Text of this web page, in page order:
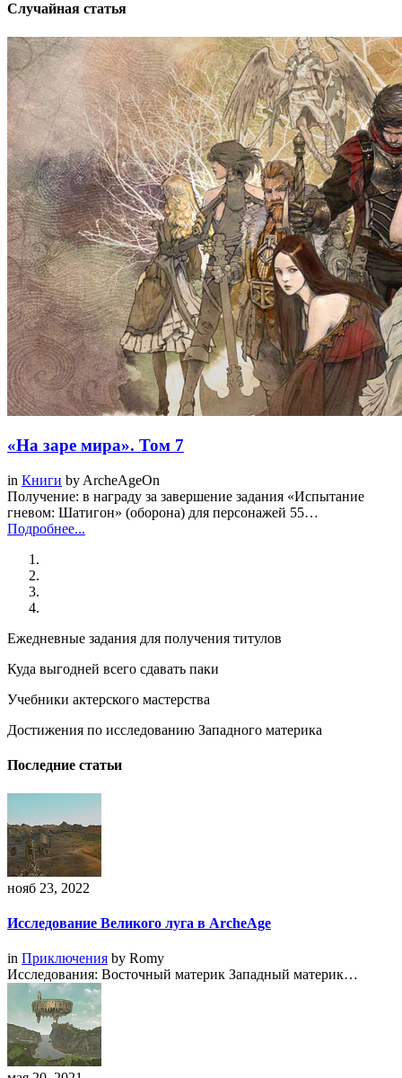
Случайная статья
«На заре мира». Том 7
in Книги by ArcheAgeOn
Получение: в награду за завершение задания «Испытание
гневом: Шатигон» (оборона) для персонажей 55…
Подробнее...
Ежедневные задания для получения титулов
Куда выгодней всего сдавать паки
Учебники актерского мастерства
Достижения по исследованию Западного материка
Последние статьи
нояб 23, 2022
Исследование Великого луга в ArcheAge
in Приключения by Romy
Исследования: Восточный материк Западный материк…